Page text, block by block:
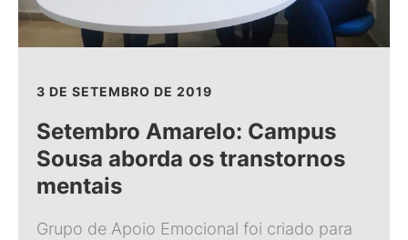
3 DE SETEMBRO DE 2019
Setembro Amarelo: Campus
Sousa aborda os transtornos
mentais
Grupo de Apoio Emocional foi criado para